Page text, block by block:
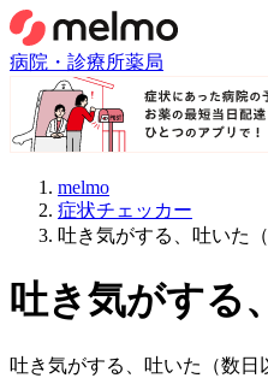
病院・診療所薬局
melmo
症状チェッカー
吐き気がする、吐いた（
吐き気がする
吐き気がする、吐いた（数日